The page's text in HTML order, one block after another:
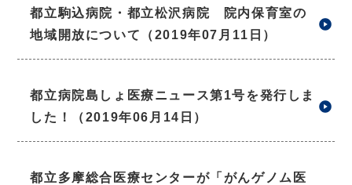
都立駒込病院・都立松沢病院 院内保育室の
地域開放について（2019年07月11日）
都立病院島しょ医療ニュース第1号を発行しま
した！（2019年06月14日）
都立多摩総合医療センターが「がんゲノム医